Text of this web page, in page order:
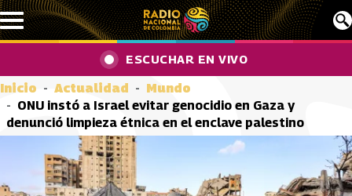
Pasar al contenido principal
ESCUCHAR EN VIVO
Inicio Actualidad
Mundo
ONU instó a Israel evitar genocidio en Gaza y
denunció limpieza étnica en el enclave palestino